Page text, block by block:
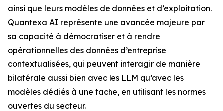
ainsi que leurs modèles de données et d’exploitation.
Quantexa AI représente une avancée majeure par
sa capacité à démocratiser et à rendre
opérationnelles des données d’entreprise
contextualisées, qui peuvent interagir de manière
bilatérale aussi bien avec les LLM qu’avec les
modèles dédiés à une tâche, en utilisant les normes
ouvertes du secteur.